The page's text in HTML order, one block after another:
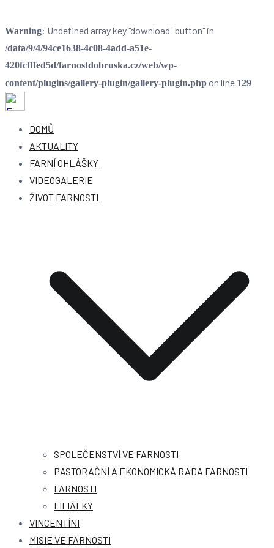
Warning: Undefined array key "download_button" in
/data/9/4/94ce1638-4c08-4add-a51e-
420fcfffed5d/farnostdobruska.cz/web/wp-
content/plugins/gallery-plugin/gallery-plugin.php on line 129
Farnost Dobruška
Farnost Dobruška
DOMŮ
AKTUALITY
FARNÍ OHLÁŠKY
VIDEOGALERIE
ŽIVOT FARNOSTI
SPOLEČENSTVÍ VE FARNOSTI
PASTORAČNÍ A EKONOMICKÁ RADA FARNOSTI
FARNOSTI
FILIÁLKY
VINCENTÍNI
MISIE VE FARNOSTI